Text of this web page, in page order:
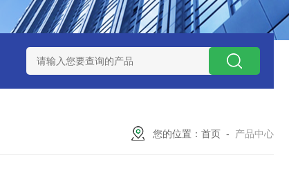
瓷研磨球 AGB-K-0.4-C01-Q69全新！！TORAY东丽
您的位置： 首页 - 产品中心